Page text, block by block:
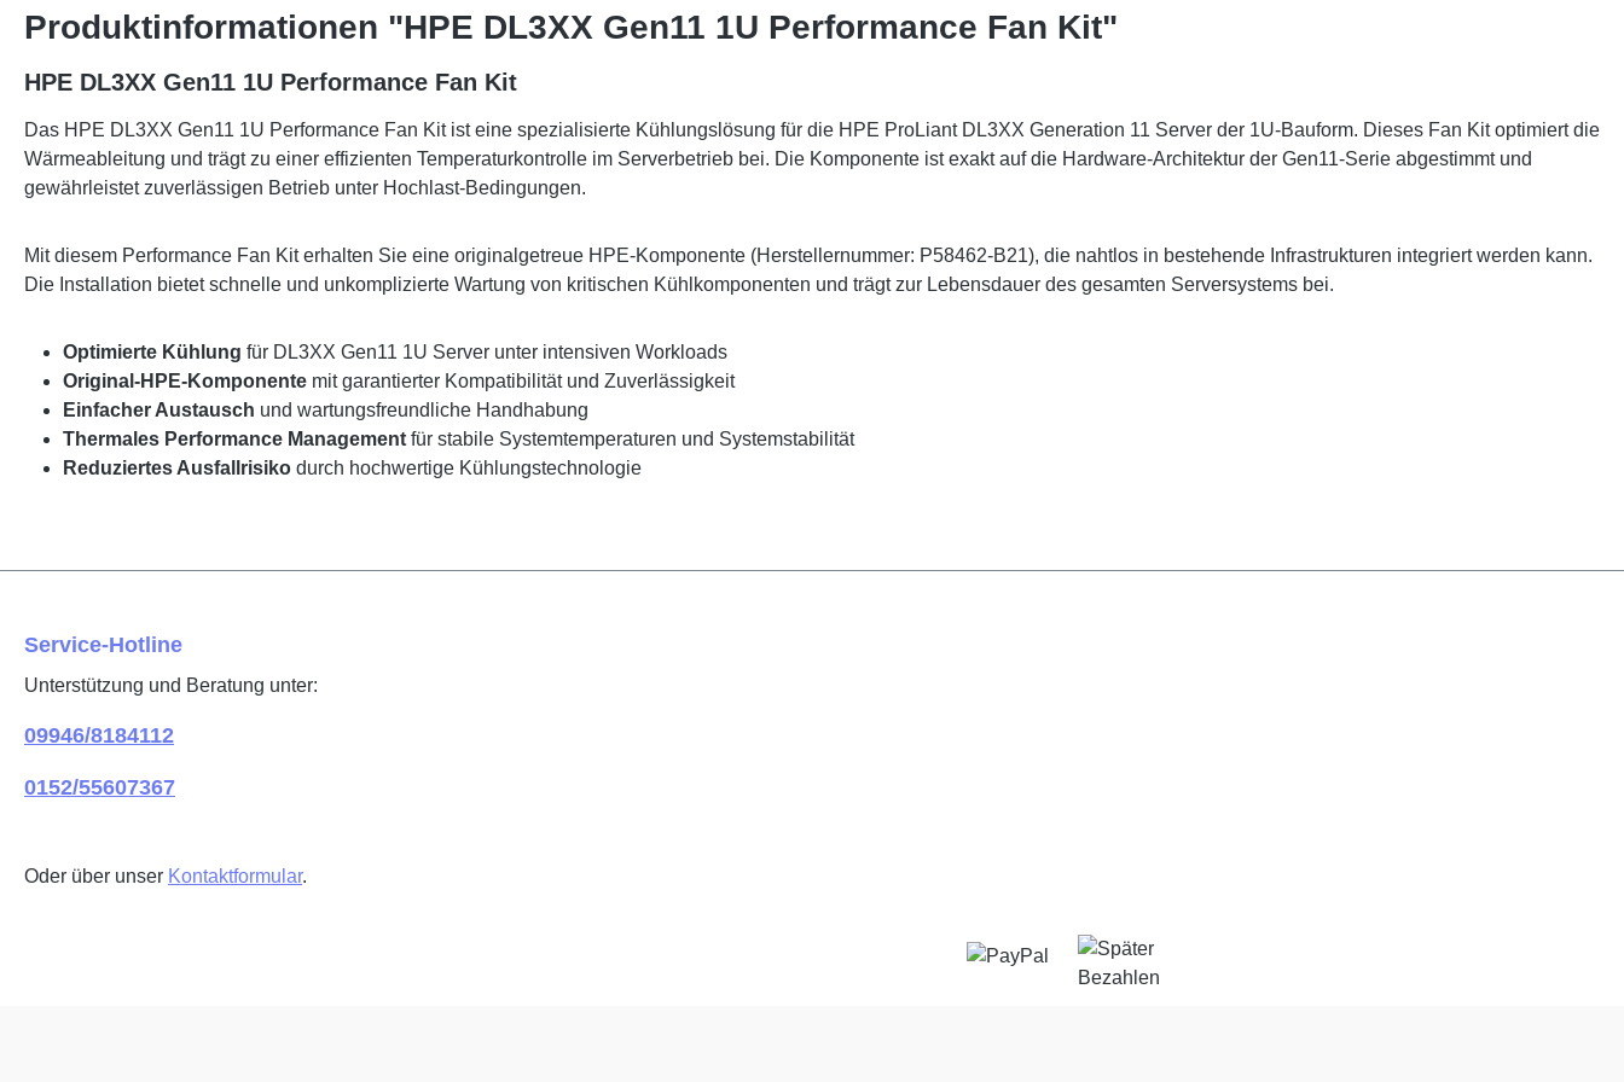
Produktinformationen "HPE DL3XX Gen11 1U Performance Fan Kit"
HPE DL3XX Gen11 1U Performance Fan Kit
Das HPE DL3XX Gen11 1U Performance Fan Kit ist eine spezialisierte Kühlungslösung für die HPE ProLiant DL3XX Generation 11 Server der 1U-Bauform. Dieses Fan Kit optimiert die
Wärmeableitung und trägt zu einer effizienten Temperaturkontrolle im Serverbetrieb bei. Die Komponente ist exakt auf die Hardware-Architektur der Gen11-Serie abgestimmt und
gewährleistet zuverlässigen Betrieb unter Hochlast-Bedingungen.
Mit diesem Performance Fan Kit erhalten Sie eine originalgetreue HPE-Komponente (Herstellernummer: P58462-B21), die nahtlos in bestehende Infrastrukturen integriert werden kann.
Die Installation bietet schnelle und unkomplizierte Wartung von kritischen Kühlkomponenten und trägt zur Lebensdauer des gesamten Serversystems bei.
Optimierte Kühlung für DL3XX Gen11 1U Server unter intensiven Workloads
Original-HPE-Komponente mit garantierter Kompatibilität und Zuverlässigkeit
Einfacher Austausch und wartungsfreundliche Handhabung
Thermales Performance Management für stabile Systemtemperaturen und Systemstabilität
Reduziertes Ausfallrisiko durch hochwertige Kühlungstechnologie
Service-Hotline
Unterstützung und Beratung unter:
09946/8184112
0152/55607367
Oder über unser Kontaktformular.